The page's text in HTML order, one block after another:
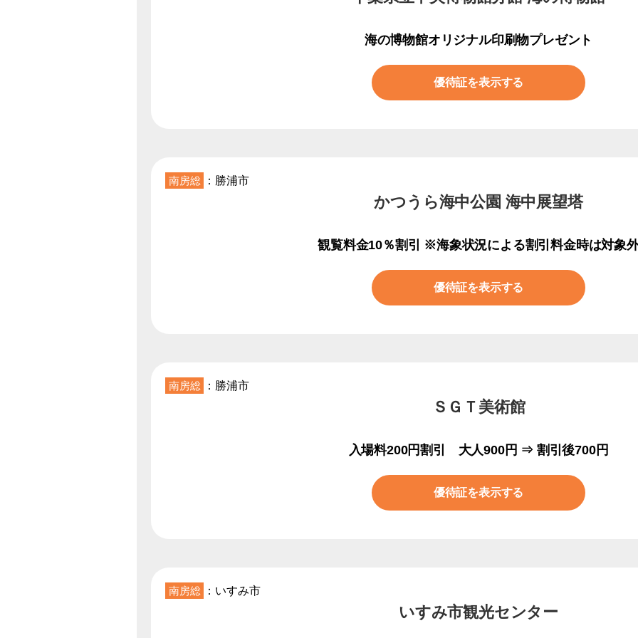
海の博物館オリジナル印刷物プレゼント
優待証を表示する
南房総 ：勝浦市
かつうら海中公園 海中展望塔
観覧料金10％割引 ※海象状況による割引料金時は対象
優待証を表示する
南房総 ：勝浦市
ＳＧＴ美術館
入場料200円割引 大人900円 ⇒ 割引後700円
優待証を表示する
南房総 ：いすみ市
いすみ市観光センター